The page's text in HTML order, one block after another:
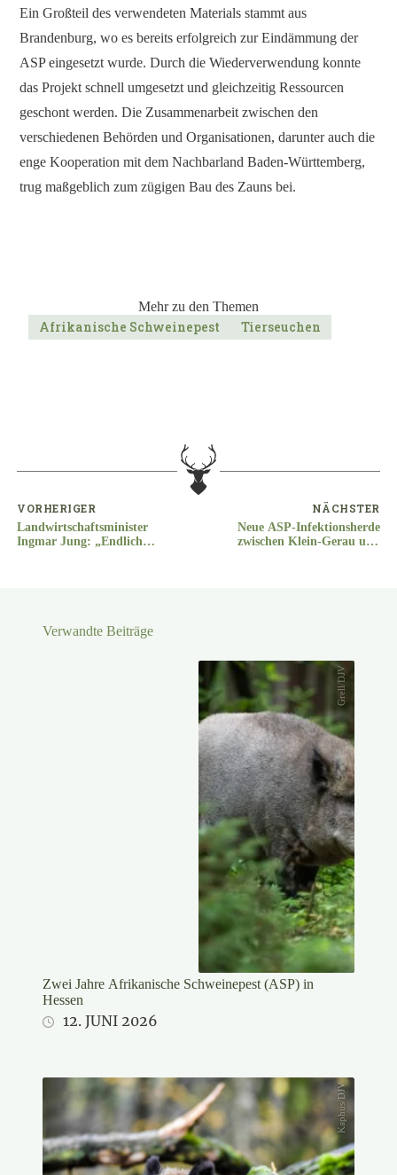
Ein Großteil des verwendeten Materials stammt aus
Brandenburg, wo es bereits erfolgreich zur Eindämmung der
ASP eingesetzt wurde. Durch die Wiederverwendung konnte
das Projekt schnell umgesetzt und gleichzeitig Ressourcen
geschont werden. Die Zusammenarbeit zwischen den
verschiedenen Behörden und Organisationen, darunter auch die
enge Kooperation mit dem Nachbarland Baden-Württemberg,
trug maßgeblich zum zügigen Bau des Zauns bei.
Mehr zu den Themen
Afrikanische Schweinepest Tierseuchen
VORHERIGER
Landwirtschaftsminister
Ingmar Jung: „Endlich
NÄCHSTER
Neue ASP-Infektionsherde
zwischen Klein-Gerau und
Verwandte Beiträge
Grell/DJV
Zwei Jahre Afrikanische Schweinepest (ASP) in
Hessen
12. JUNI 2026
Kaphus/DJV